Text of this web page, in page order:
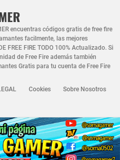
encuentras códigos gratis de free fire
facilmente, las mejores
FREE FIRE TODO 100% Actualizado. Si
de Free Fire además también
Gratis para tu cuenta de Free Fire
Cookies Sobre Nosotros